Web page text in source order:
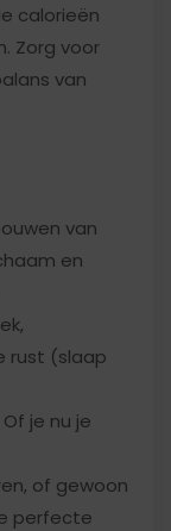
calorieën
Zorg voor
van
van
en
rust (slaap
je nu je
of gewoon
perfecte